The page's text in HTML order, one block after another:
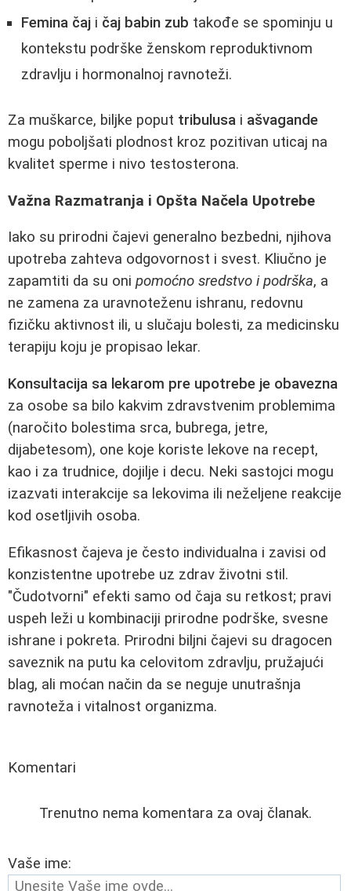
Femina čaj i čaj babin zub takođe se spominju u
kontekstu podrške ženskom reproduktivnom
zdravlju i hormonalnoj ravnoteži.
Za muškarce, biljke poput tribulusa i ašvagande
mogu poboljšati plodnost kroz pozitivan uticaj na
kvalitet sperme i nivo testosterona.
Važna Razmatranja i Opšta Načela Upotrebe
Iako su prirodni čajevi generalno bezbedni, njihova
upotreba zahteva odgovornost i svest. Kliučno je
zapamtiti da su oni pomoćno sredstvo i podrška, a
ne zamena za uravnoteženu ishranu, redovnu
fizičku aktivnost ili, u slučaju bolesti, za medicinsku
terapiju koju je propisao lekar.
Konsultacija sa lekarom pre upotrebe je obavezna
za osobe sa bilo kakvim zdravstvenim problemima
(naročito bolestima srca, bubrega, jetre,
dijabetesom), one koje koriste lekove na recept,
kao i za trudnice, dojilje i decu. Neki sastojci mogu
izazvati interakcije sa lekovima ili neželjene reakcije
kod osetljivih osoba.
Efikasnost čajeva je često individualna i zavisi od
konzistentne upotrebe uz zdrav životni stil.
"Čudotvorni" efekti samo od čaja su retkost; pravi
uspeh leži u kombinaciji prirodne podrške, svesne
ishrane i pokreta. Prirodni biljni čajevi su dragocen
saveznik na putu ka celovitom zdravlju, pružajući
blag, ali moćan način da se neguje unutrašnja
ravnoteža i vitalnost organizma.
Komentari
Trenutno nema komentara za ovaj članak.
Vaše ime: